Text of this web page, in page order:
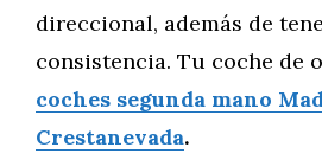
direccional, además de
consistencia. Tu coche de
coches segunda mano
Crestanevada.